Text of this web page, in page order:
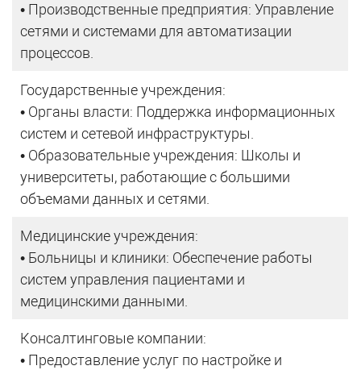
• Производственные предприятия: Управление
сетями и системами для автоматизации
процессов.
Государственные учреждения:
• Органы власти: Поддержка информационных
систем и сетевой инфраструктуры.
• Образовательные учреждения: Школы и
университеты, работающие с большими
объемами данных и сетями.
Медицинские учреждения:
• Больницы и клиники: Обеспечение работы
систем управления пациентами и
медицинскими данными.
Консалтинговые компании:
• Предоставление услуг по настройке и